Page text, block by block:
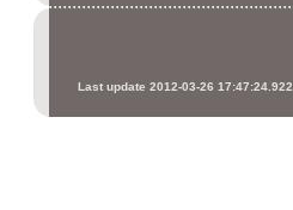
Last update 2012-03-26 17:47:24.922